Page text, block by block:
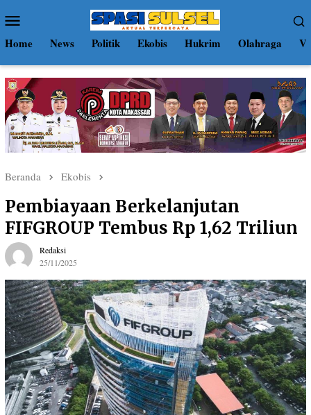
ke
kontenMobile
Home News Politik Ekobis Hukrim Olahraga
Beranda Ekobis
Pembiayaan Berkelanjutan
FIFGROUP Tembus Rp 1,62 Triliun
Redaksi
25/11/2025